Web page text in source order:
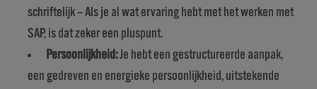
schriftelijk – Als je al wat ervaring hebt met het werken met
SAP, is dat zeker een pluspunt.
Persoonlijkheid:Je hebt een gestructureerde aanpak,
een gedreven en energieke persoonlijkheid, uitstekende